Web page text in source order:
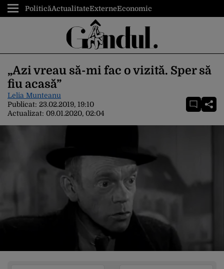
PoliticăActualitateExterneEconomic
„Azi vreau să-mi fac o vizită. Sper să
fiu acasă”
Lelia Munteanu
Publicat: 23.02.2019, 19:10
Actualizat: 09.01.2020, 02:04